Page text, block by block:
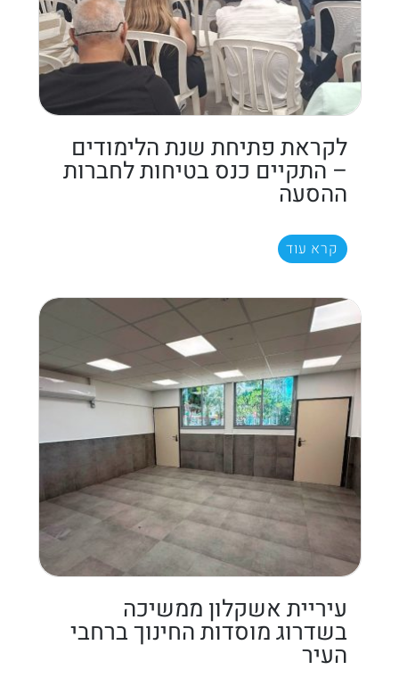
לקראת פתיחת שנת הלימודים
– התקיים כנס בטיחות לחברות
ההסעה
קרא עוד
עיריית אשקלון ממשיכה
בשדרוג מוסדות החינוך ברחבי
העיר